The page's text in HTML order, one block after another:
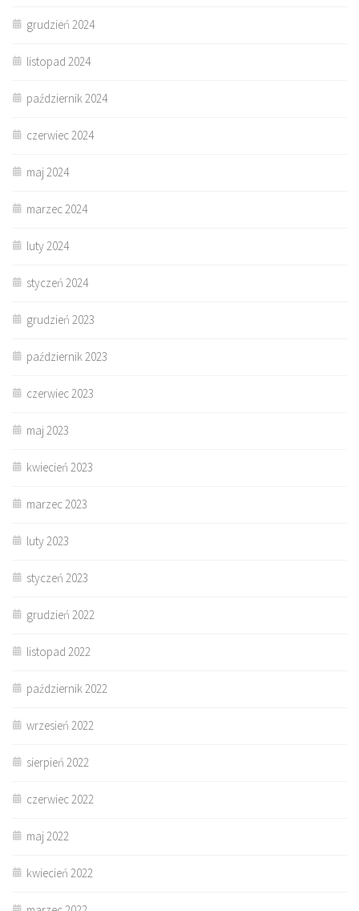
grudzień 2024
listopad 2024
październik 2024
czerwiec 2024
maj 2024
marzec 2024
luty 2024
styczeń 2024
grudzień 2023
październik 2023
czerwiec 2023
maj 2023
kwiecień 2023
marzec 2023
luty 2023
styczeń 2023
grudzień 2022
listopad 2022
październik 2022
wrzesień 2022
sierpień 2022
czerwiec 2022
maj 2022
kwiecień 2022